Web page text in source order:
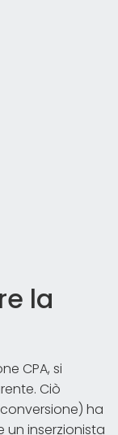
la
CPA, si
Ciò
ha
inserzionista